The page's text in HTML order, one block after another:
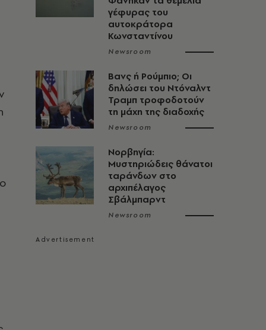
γέφυρας του
αυτοκράτορα
Κωνσταντίνου
Newsroom
Βανς ή Ρούμπιο; Οι
δηλώσει του Ντόναλντ
Τραμπ τροφοδοτούν
τη μάχη της διαδοχής
Newsroom
Νορβηγία:
Μυστηριώδεις θάνατοι
ταράνδων στο
αρχιπέλαγος
Σβάλμπαρντ
Newsroom